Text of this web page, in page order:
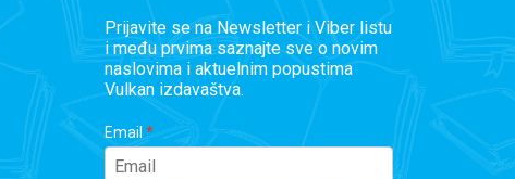
Prijavite se na Newsletter i Viber listu
i među prvima saznajte sve o novim
naslovima i aktuelnim popustima
Vulkan izdavaštva.
Email